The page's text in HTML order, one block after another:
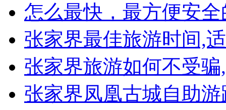
怎么最快，最方便安
张家界最佳旅游时间,
张家界旅游如何不受
张家界凤凰古城自助